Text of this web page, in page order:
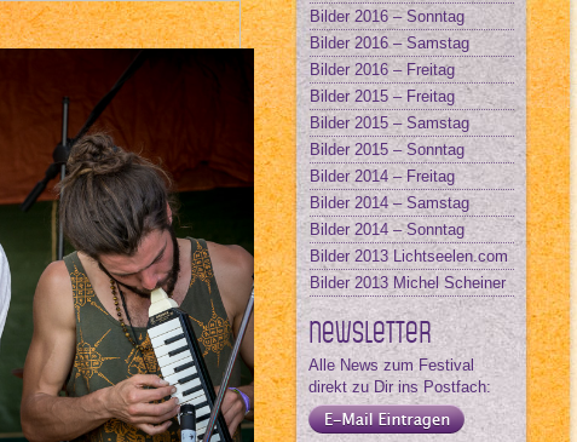
Bilder 2016 – Sonntag
Bilder 2016 – Samstag
Bilder 2016 – Freitag
Bilder 2015 – Freitag
Bilder 2015 – Samstag
Bilder 2015 – Sonntag
Bilder 2014 – Freitag
Bilder 2014 – Samstag
Bilder 2014 – Sonntag
Bilder 2013 Lichtseelen.com
Bilder 2013 Michel Scheiner
Newsletter
Alle News zum Festival
direkt zu Dir ins Postfach: